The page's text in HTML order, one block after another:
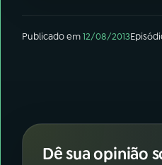
Publicado em12/08/2013
Dê sua opinião